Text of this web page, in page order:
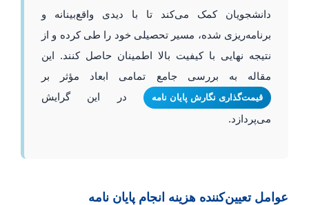
دانشجویان کمک می‌کند تا با دیدی واقع‌بینانه و
برنامه‌ریزی شده، مسیر تحصیلی خود را طی کرده و از
نتیجه نهایی با کیفیت بالا اطمینان حاصل کنند. این
مقاله به بررسی جامع تمامی ابعاد مؤثر بر
قیمت‌گذاری نگارش پایان نامه
در این گرایش
می‌پردازد.
عوامل تعیین‌کننده هزینه انجام پایان نامه